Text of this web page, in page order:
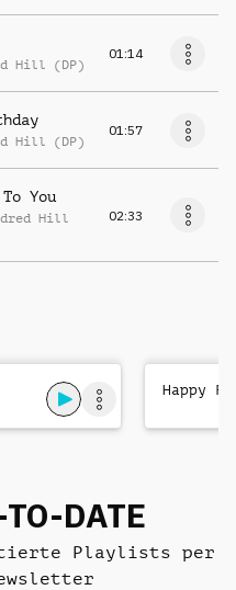
Hill (DP)
01:14
Hill (DP)
01:57
You
Hill
02:33
Happy
DATE
Playlists per